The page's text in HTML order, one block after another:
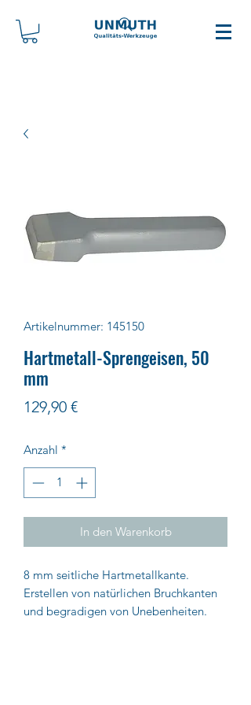
Artikelnummer: 145150
Hartmetall-Sprengeisen, 50
mm
129,90 €Preis
Anzahl *
In den Warenkorb
8 mm seitliche Hartmetallkante.
Erstellen von natürlichen Bruchkanten
und begradigen von Unebenheiten.